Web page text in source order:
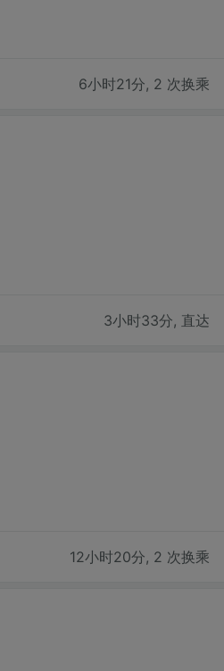
6小时21分, 2 次换乘
3小时33分, 直达
12小时20分, 2 次换乘